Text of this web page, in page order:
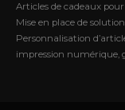
Articles de cadeaux
Mise en place de
Personnalisation
impression numérique,